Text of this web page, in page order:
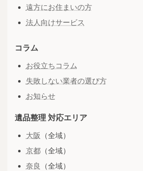
遠方にお住まいの方
法人向けサービス
コラム
お役立ちコラム
失敗しない業者の選び方
お知らせ
遺品整理 対応エリア
大阪 （全域）
京都（全域）
奈良 （全域）